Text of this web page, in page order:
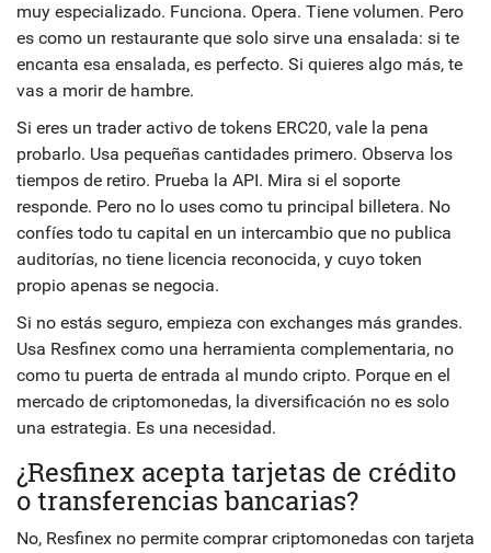
muy especializado. Funciona. Opera. Tiene volumen. Pero
es como un restaurante que solo sirve una ensalada: si te
encanta esa ensalada, es perfecto. Si quieres algo más, te
vas a morir de hambre.
Si eres un trader activo de tokens ERC20, vale la pena
probarlo. Usa pequeñas cantidades primero. Observa los
tiempos de retiro. Prueba la API. Mira si el soporte
responde. Pero no lo uses como tu principal billetera. No
confíes todo tu capital en un intercambio que no publica
auditorías, no tiene licencia reconocida, y cuyo token
propio apenas se negocia.
Si no estás seguro, empieza con exchanges más grandes.
Usa Resfinex como una herramienta complementaria, no
como tu puerta de entrada al mundo cripto. Porque en el
mercado de criptomonedas, la diversificación no es solo
una estrategia. Es una necesidad.
¿Resfinex acepta tarjetas de crédito
o transferencias bancarias?
No, Resfinex no permite comprar criptomonedas con tarjeta